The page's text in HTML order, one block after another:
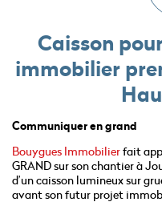
Caisson
immobilier
Communiquer en grand
Bouygues Immobilierfait
GRAND sur son chantier à
d’un caisson lumineux sur
avant son futur projet